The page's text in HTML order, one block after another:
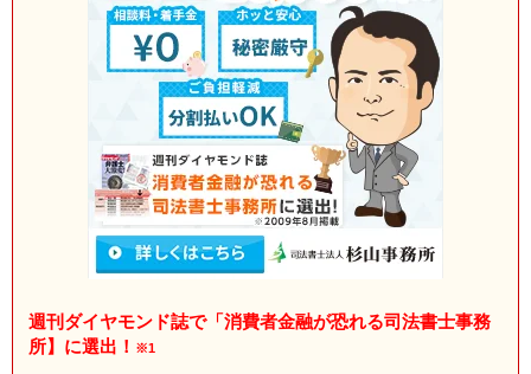
週刊ダイヤモンド誌で「消費者金融が恐れる司法書士事務
所】に選出！ ※1